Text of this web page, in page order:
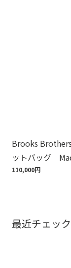
Brooks
ットバッグ
110,000円
最近チェッ